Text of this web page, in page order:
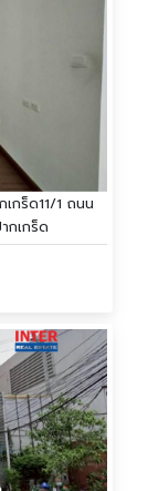
กร็ด11/1 ถนน
กเกร็ด